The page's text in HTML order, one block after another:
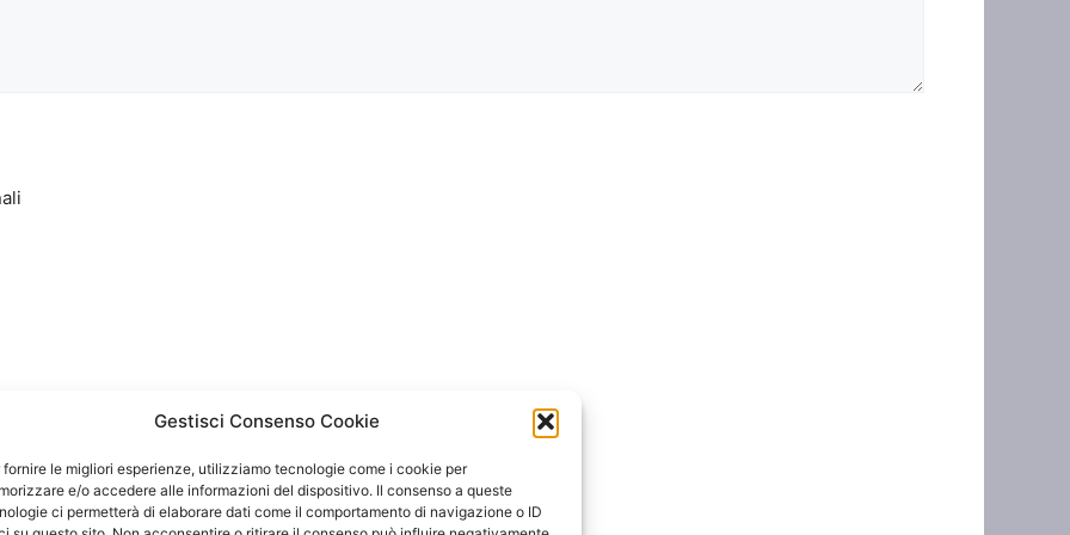
Gestisci Consenso Cookie
fornire le migliori esperienze, utilizziamo tecnologie come i cookie per
e/o accedere alle informazioni del dispositivo. Il consenso a queste
ci permetterà di elaborare dati come il comportamento di navigazione o ID